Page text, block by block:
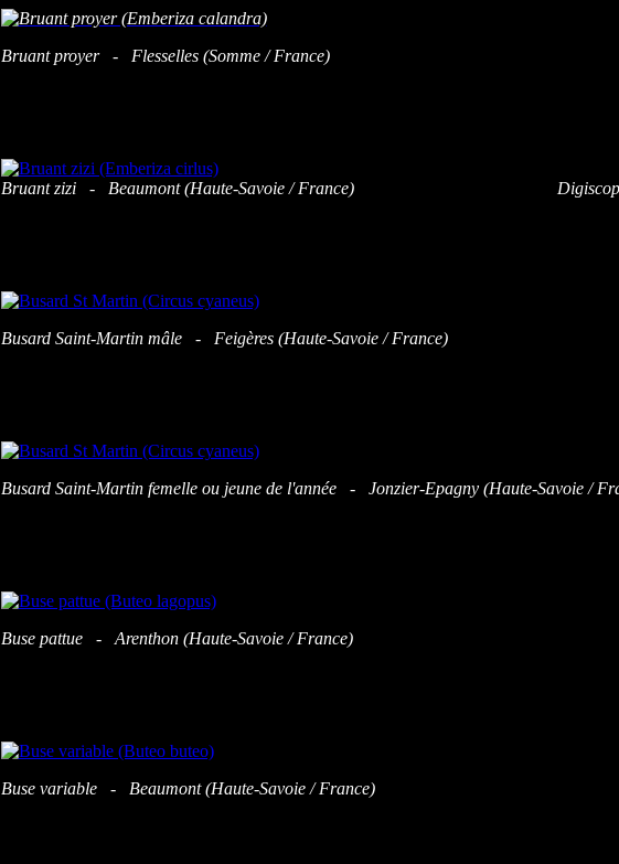
Bruant proyer - Flesselles (Somme / France)
Bruant zizi - Beaumont (Haute-Savoie / France)
Busard Saint-Martin mâle - Feigères (Haute-Savoie / France)
Busard Saint-Martin femelle ou jeune de l'année - Jonzier-Epagny (Haute-Savoie /
Buse pattue - Arenthon (Haute-Savoie / France)
Buse variable - Beaumont (Haute-Savoie / France)